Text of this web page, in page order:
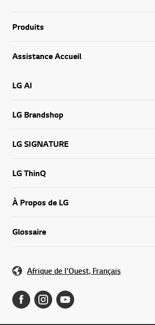
Produits
Assistance Accueil
LG AI
LG Brandshop
LG SIGNATURE
LG ThinQ
À Propos de LG
Glossaire
Afrique de l'Ouest, Français